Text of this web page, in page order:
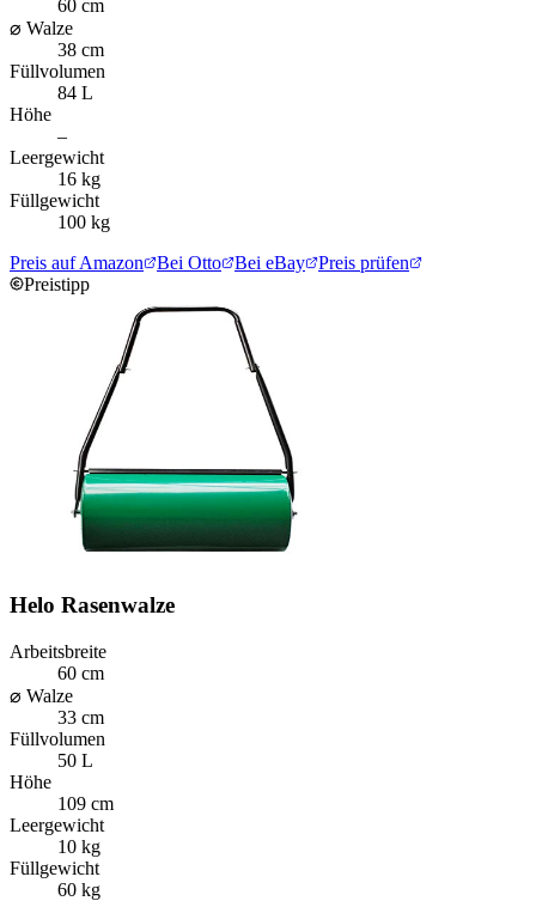
60 cm
⌀ Walze
38 cm
Füllvolumen
84 L
Höhe
–
Leergewicht
16 kg
Füllgewicht
100 kg
Preis auf Amazon
Bei Otto Bei eBay
Preis prüfen
Preistipp
Helo Rasenwalze
Arbeitsbreite
60 cm
⌀ Walze
33 cm
Füllvolumen
50 L
Höhe
109 cm
Leergewicht
10 kg
Füllgewicht
60 kg